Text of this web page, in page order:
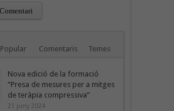
Popular Comentaris Temes
Nova edició de la formació
“Presa de mesures per a mitges
de teràpia compressiva”
21 juny 2024